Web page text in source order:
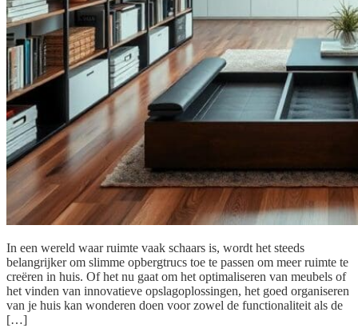
In een wereld waar ruimte vaak schaars is, wordt het steeds
belangrijker om slimme opbergtrucs toe te passen om meer ruimte te
creëren in huis. Of het nu gaat om het optimaliseren van meubels of
het vinden van innovatieve opslagoplossingen, het goed organiseren
van je huis kan wonderen doen voor zowel de functionaliteit als de
[…]